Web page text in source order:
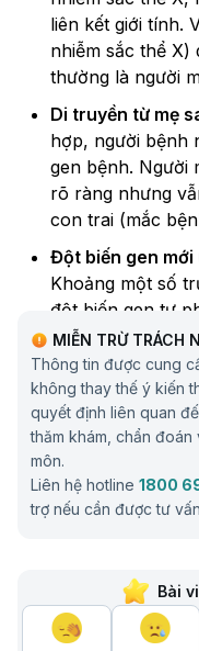
liên kết giới tính.
nhiễm sắc thể X)
thường là người
Di truyền từ mẹ
hợp, người bệnh
gen bệnh. Người
rõ ràng nhưng
con trai (mắc
Đột biến gen mới
Khoảng một số
đột biến gen tự
không có ai mắc
hiện bệnh đôi
Liên quan đến
người mang gen:
số phụ nữ mang
tố VIII hoặc IX
nguy cơ chảy
MIỄN TRỪ TRÁCH
Thông tin được cung
không thay thế ý kiến
quyết định liên quan
thăm khám, chẩn
môn.
Liên hệ hotline 1800
trợ nếu cần được tư
Bài